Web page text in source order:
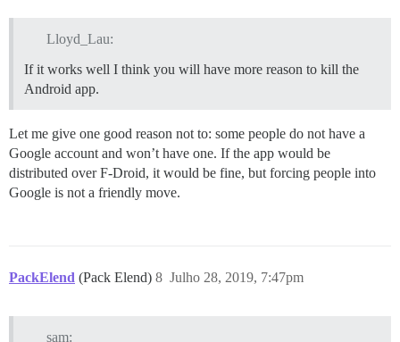
Lloyd_Lau:
If it works well I think you will have more reason to kill the
Android app.
Let me give one good reason not to: some people do not have a
Google account and won’t have one. If the app would be
distributed over F-Droid, it would be fine, but forcing people into
Google is not a friendly move.
PackElend (Pack Elend) Julho 28, 2019, 7:47pm
8
sam: